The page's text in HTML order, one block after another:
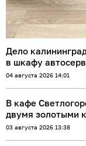
Дело
в шкафу
04 августа 2026 14:01
В кафе
двумя золотыми
03 августа 2026 13:38